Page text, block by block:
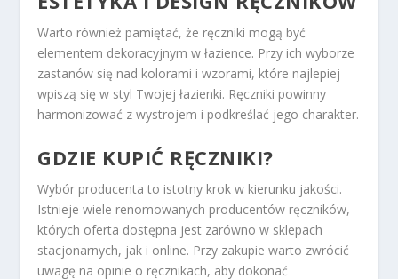
Warto również pamiętać, że ręczniki mogą być
elementem dekoracyjnym w łazience. Przy ich wyborze
zastanów się nad kolorami i wzorami, które najlepiej
wpiszą się w styl Twojej łazienki. Ręczniki powinny
harmonizować z wystrojem i podkreślać jego charakter.
GDZIE KUPIĆ RĘCZNIKI?
Wybór producenta to istotny krok w kierunku jakości.
Istnieje wiele renomowanych producentów ręczników,
których oferta dostępna jest zarówno w sklepach
stacjonarnych, jak i online. Przy zakupie warto zwrócić
uwagę na opinie o ręcznikach, aby dokonać